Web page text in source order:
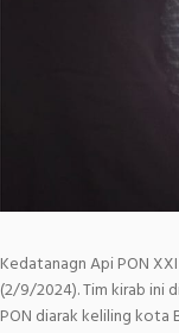
Kedatanagn Api PON
(2/9/2024). Tim kirab ini
PON diarak keliling kota